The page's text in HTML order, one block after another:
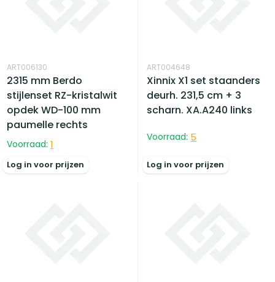
ART006130
2315 mm Berdo
stijlenset RZ-kristalwit
opdek WD-100 mm
paumelle rechts
Voorraad: 1
Log in voor prijzen
ART004648
Xinnix X1 set staanders
deurh. 231,5 cm + 3
scharn. XA.A240 links
Voorraad: 5
Log in voor prijzen